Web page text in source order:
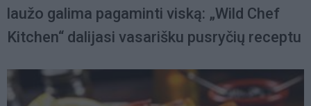
laužo galima pagaminti viską: „Wild Chef
Kitchen“ dalijasi vasarišku pusryčių receptu